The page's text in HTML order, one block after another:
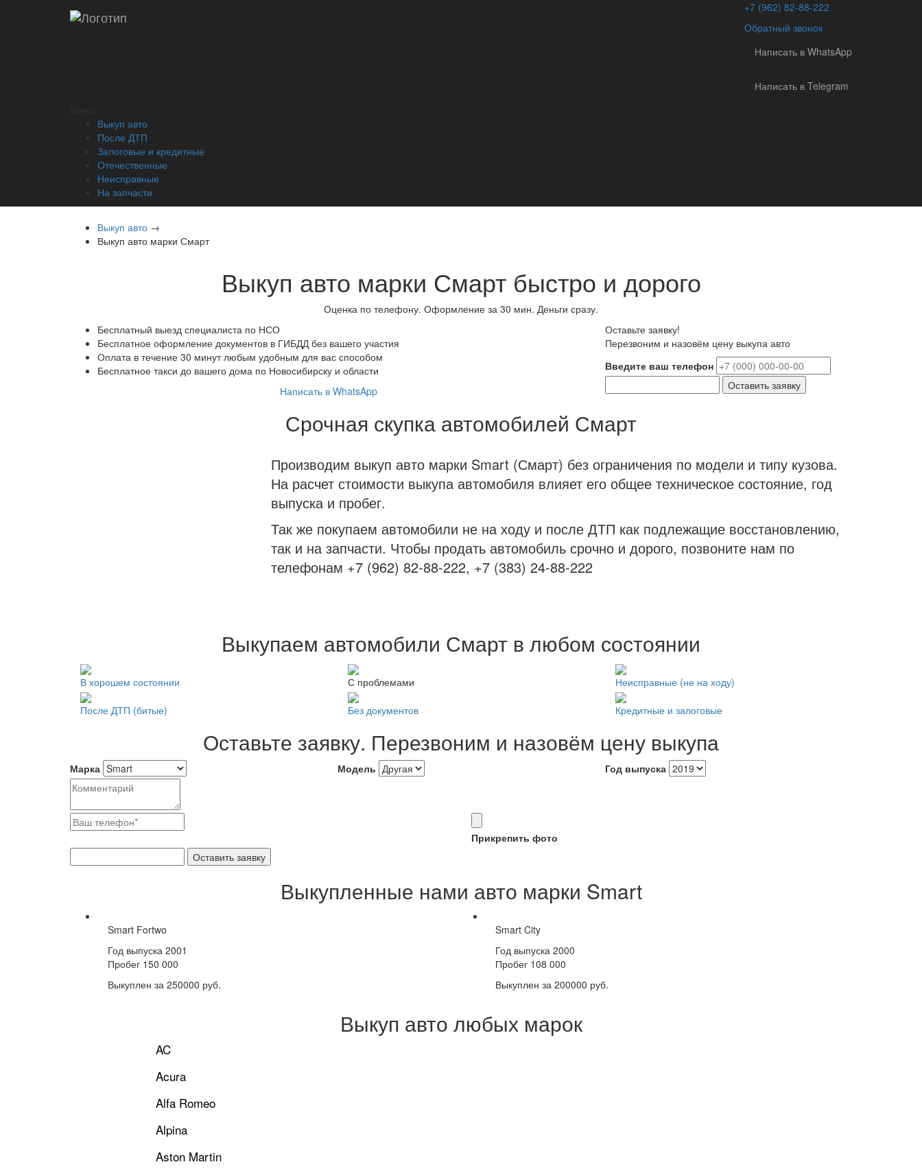
+7 (962) 82-88-222
Обратный звонок
Написать в WhatsApp
Написать в Telegram
Выкуп авто
После ДТП
Залоговые и кредитные
Отечественные
Неисправные
На запчасти
Выкуп авто →
Выкуп авто марки Смарт
Выкуп авто марки Смарт быстро и дорого
Оценка по телефону. Оформление за 30 мин. Деньги сразу.
Бесплатный выезд специалиста по НСО
Бесплатное оформление документов в ГИБДД без вашего участия
Оплата в течение 30 минут любым удобным для вас способом
Бесплатное такси до вашего дома по Новосибирску и области
Написать в WhatsApp
Оставьте заявку!
Перезвоним и назовём цену выкупа авто
Введите ваш телефон
Срочная скупка автомобилей Смарт
Производим выкуп авто марки Smart (Смарт) без ограничения по модели и типу кузова.
На расчет стоимости выкупа автомобиля влияет его общее техническое состояние, год
выпуска и пробег.
Так же покупаем автомобили не на ходу и после ДТП как подлежащие восстановлению,
так и на запчасти. Чтобы продать автомобиль срочно и дорого, позвоните нам по
телефонам +7 (962) 82-88-222, +7 (383) 24-88-222
Выкупаем автомобили Смарт в любом состоянии
В хорошем состоянии С проблемами Неисправные (не на ходу)
После ДТП (битые) Без документов Кредитные и залоговые
Оставьте заявку. Перезвоним и назовём цену выкупа
Марка Модель Год выпуска
Прикрепить фото
Выкупленные нами авто марки Smart
Smart Fortwo
Год выпуска 2001
Пробег 150 000
Выкуплен за 250000 руб.
Smart City
Год выпуска 2000
Пробег 108 000
Выкуплен за 200000 руб.
Выкуп авто любых марок
AC
Acura
Alfa Romeo
Alpina
Aston Martin